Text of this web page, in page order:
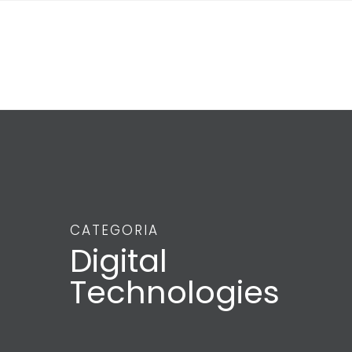
CATEGORIA
Digital
Technologies